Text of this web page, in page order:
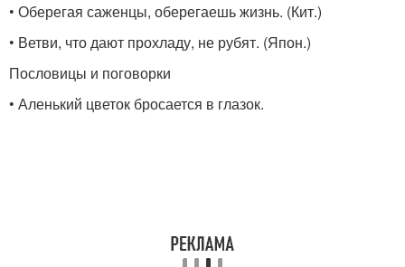
• Оберегая саженцы, оберегаешь жизнь. (Кит.)
• Ветви, что дают прохладу, не рубят. (Япон.)
Пословицы и поговорки
• Аленький цветок бросается в глазок.